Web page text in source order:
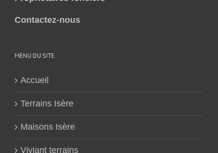
Contactez-nous
MENU DU SITE
Accueil
Terrains Isère
Maisons Isère
Viviant terrains